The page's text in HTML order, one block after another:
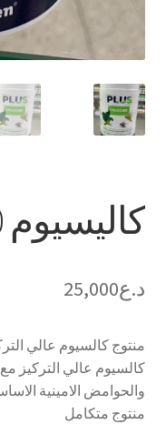
كاليسيوم 500 غم بلجيكي
د.ع25,000
منتوج كالسيوم عالي
كالسيوم عالي التركيز
والحوامض الامينية
منتوج متكامل